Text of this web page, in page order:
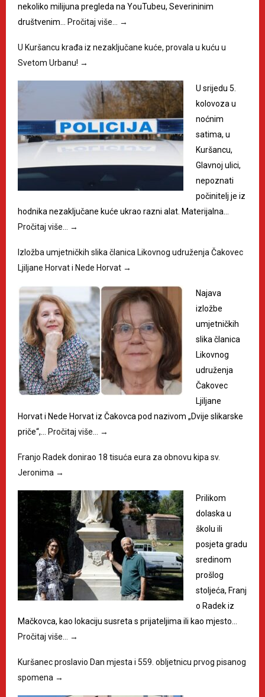
nekoliko milijuna pregleda na YouTubeu, Severininim
društvenim…
Pročitaj više… →
U Kuršancu krađa iz nezaključane kuće, provala u kuću u
Svetom Urbanu! →
U srijedu 5.
kolovoza u
noćnim
satima, u
Kuršancu,
Glavnoj ulici,
nepoznati
počinitelj je iz
hodnika nezaključane kuće ukrao razni alat. Materijalna…
Pročitaj više…
→
Izložba umjetničkih slika članica Likovnog udruženja Čakovec
Ljiljane Horvat i Nede Horvat →
Najava
izložbe
umjetničkih
slika članica
Likovnog
udruženja
Čakovec
Ljiljane
Horvat i Nede Horvat iz Čakovca pod nazivom „Dvije slikarske
priče“,…
Pročitaj više… →
Franjo Radek donirao 18 tisuća eura za obnovu kipa sv.
Jeronima →
Prilikom
dolaska u
školu ili
posjeta gradu
sredinom
prošlog
stoljeća, Franj
o Radek iz
Mačkovca, kao lokaciju susreta s prijateljima ili kao mjesto…
Pročitaj više…
→
Kuršanec proslavio Dan mjesta i 559. obljetnicu prvog pisanog
spomena →